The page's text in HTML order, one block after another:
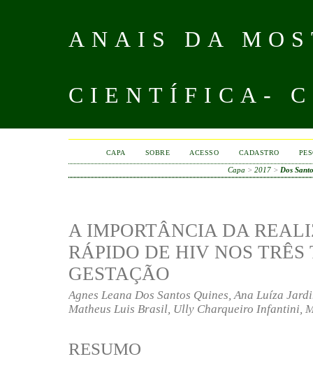
ANAIS DA
CIENTÍFICA-
CAPA SOBRE ACESSO CADASTRO
Capa > 2017> Dos
A IMPORTÂNCIA DA
RÁPIDO DE HIV NOS TRÊS
GESTAÇÃO
Agnes Leana Dos Santos Quines, Ana Luíza
Matheus Luis Brasil, Ully Charqueiro Infantini,
RESUMO